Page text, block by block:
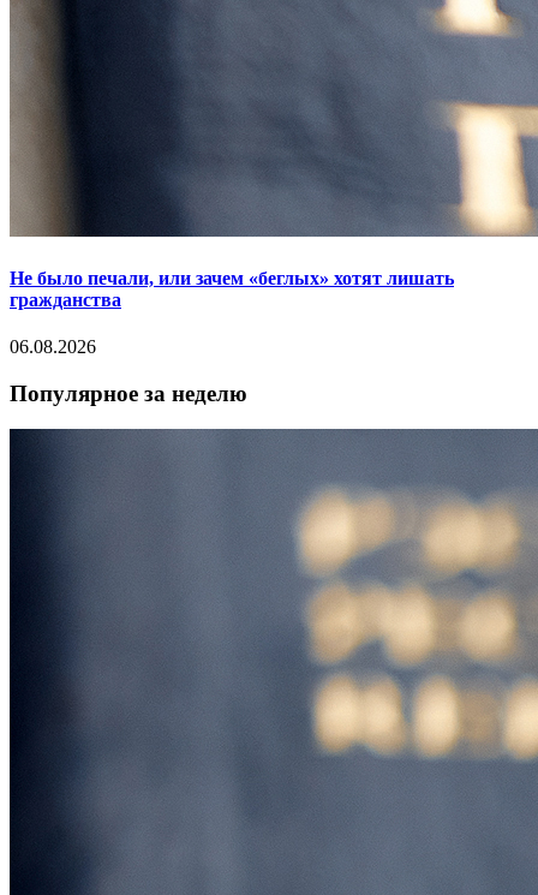
Не было печали, или зачем «беглых» хотят лишать
гражданства
06.08.2026
Популярное за неделю